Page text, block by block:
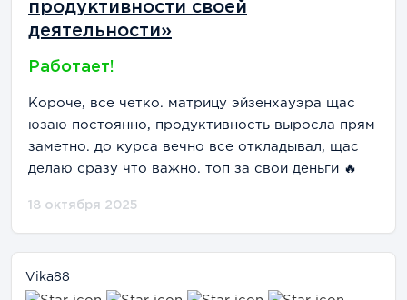
продуктивности своей
деятельности»
Работает!
Короче, все четко. матрицу эйзенхауэра щас
юзаю постоянно, продуктивность выросла прям
заметно. до курса вечно все откладывал, щас
делаю сразу что важно. топ за свои деньги 🔥
18 октября 2025
Vika88